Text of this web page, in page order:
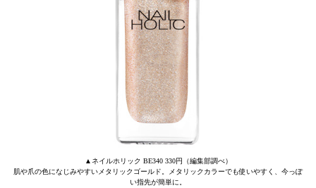
▲ネイルホリック BE340 330円（編集部調べ）
肌や爪の色になじみやすいメタリックゴールド。メタリックカラーでも使いやすく、今っぽ
い指先が簡単に。